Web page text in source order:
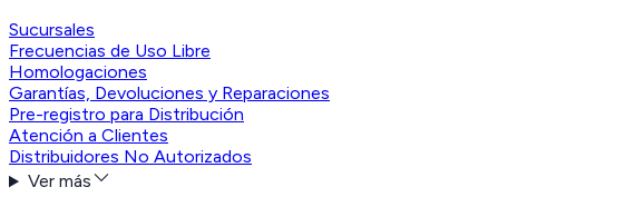
Sucursales
Frecuencias de Uso Libre
Homologaciones
Garantías, Devoluciones y Reparaciones
Pre-registro para Distribución
Atención a Clientes
Distribuidores No Autorizados
Ver más